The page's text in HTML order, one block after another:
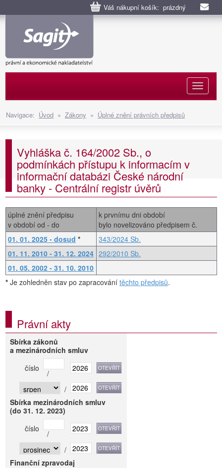
Váš nákupní košík: prázdný
Navigace: Úvod » Zákony » Úplné znění právních předpisů
Vyhláška č. 164/2002 Sb., o
podmínkách přístupu k informacím v
informační databázi České národní
banky - Centrální registr úvěrů
úplné znění předpisu
v období od - do
k prvnímu dni období
bylo novelizováno předpisem č.
01. 01. 2025 - dosud *
343/2024 Sb.
01. 11. 2010 - 31. 12. 2024 292/2010 Sb.
01. 05. 2002 - 31. 10. 2010
* Je zohledněn stav po zapracování těchto předpisů.
Právní akty
Sbírka zákonů
a mezinárodních smluv
číslo
/
/
Sbírka mezinárodních smluv
(do 31. 12. 2023)
číslo
/
/
Finanční zpravodaj